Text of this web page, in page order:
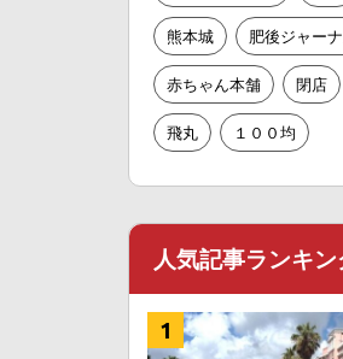
熊本城 肥後ジャー
赤ちゃん本舗 閉店
飛丸 １００均
人気記事ランキ